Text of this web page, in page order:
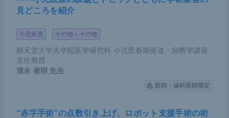
見どころを紹介
小児疾患 その他＞その他
順天堂大学大学院医学研究科 小児思春期発達・病態学講座
主任教授
清水 俊明 先生
医師・歯科医師限定
“赤字手術”の点数引き上げ、ロボット支援手術の術